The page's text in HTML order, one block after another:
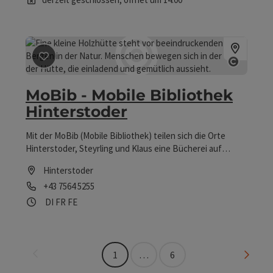
Beitrag merken: MoBib - Mobile Bibliothek
MoBib - Mobile Bibliothek
Hinterstoder
Mit der MoBib (Mobile Bibliothek) teilen sich die Orte
Hinterstoder, Steyrling und Klaus eine Bücherei auf
versorgt Sie mit neuem Lesestoff und Spielen.
Hinterstoder
Telefon
+43 7564 5255
Öffnungszeiten
DI Dienstag geöffnet
FR Freitag geöffnet
FEFeiertag geöffnet
1 … 6 Seite